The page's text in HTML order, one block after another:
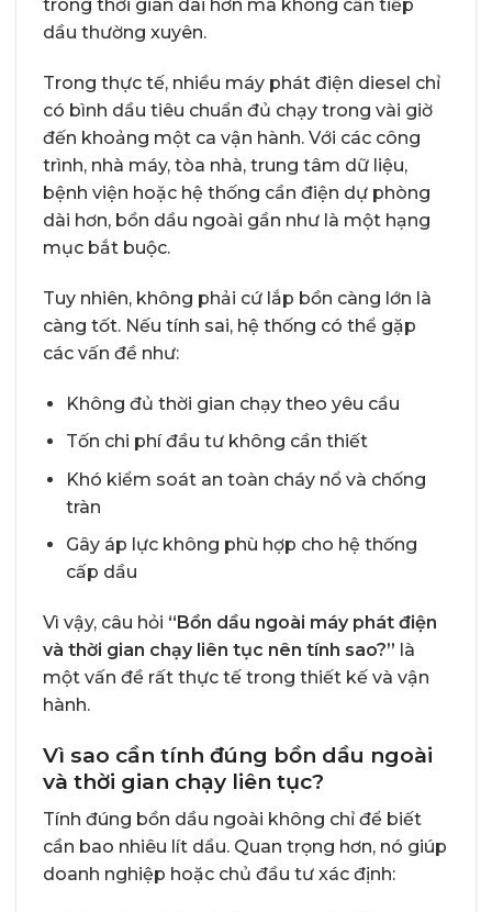
trong thời gian dài hơn mà không cần tiếp
dầu thường xuyên.
Trong thực tế, nhiều máy phát điện diesel chỉ
có bình dầu tiêu chuẩn đủ chạy trong vài giờ
đến khoảng một ca vận hành. Với các công
trình, nhà máy, tòa nhà, trung tâm dữ liệu,
bệnh viện hoặc hệ thống cần điện dự phòng
dài hơn, bồn dầu ngoài gần như là một hạng
mục bắt buộc.
Tuy nhiên, không phải cứ lắp bồn càng lớn là
càng tốt. Nếu tính sai, hệ thống có thể gặp
các vấn đề như:
Không đủ thời gian chạy theo yêu cầu
Tốn chi phí đầu tư không cần thiết
Khó kiểm soát an toàn cháy nổ và chống
tràn
Gây áp lực không phù hợp cho hệ thống
cấp dầu
Vì vậy, câu hỏi “Bồn dầu ngoài máy phát điện
và thời gian chạy liên tục nên tính sao?” là
một vấn đề rất thực tế trong thiết kế và vận
hành.
Vì sao cần tính đúng bồn dầu ngoài
và thời gian chạy liên tục?
Tính đúng bồn dầu ngoài không chỉ để biết
cần bao nhiêu lít dầu. Quan trọng hơn, nó giúp
doanh nghiệp hoặc chủ đầu tư xác định: